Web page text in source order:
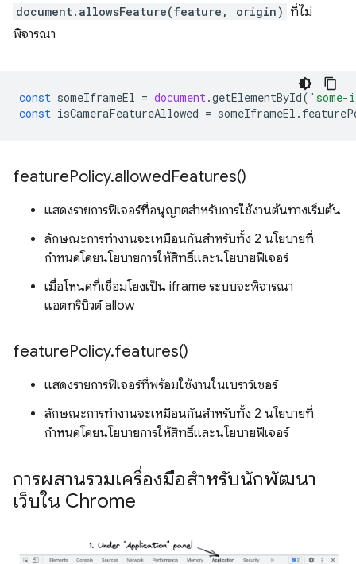
document.allowsFeature(feature, origin) ที่ไม่
พิจารณา
const someIframeEl = document .getElementById(
const isCameraFeatureAllowed = someIframeEl .
featurePolicy.allowedFeatures()
แสดงรายการฟีเจอร์ที่อนุญาตสำหรับการใช้งานต้นทางเริ่มต้น
ลักษณะการทำงานจะเหมือนกันสำหรับทั้ง 2 นโยบายที่
กำหนดโดยนโยบายการให้สิทธิ์และนโยบายฟีเจอร์
เมื่อโหนดที่เชื่อมโยงเป็น iframe ระบบจะพิจารณา
แอตทริบิวต์ allow
featurePolicy.features()
แสดงรายการฟีเจอร์ที่พร้อมใช้งานในเบราว์เซอร์
ลักษณะการทำงานจะเหมือนกันสำหรับทั้ง 2 นโยบายที่
กำหนดโดยนโยบายการให้สิทธิ์และนโยบายฟีเจอร์
การผสานรวมเครื่องมือสำหรับนักพัฒนา
เว็บใน Chrome